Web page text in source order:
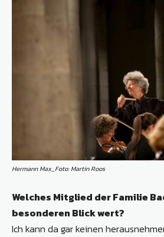
Hermann Max_Foto: Martin Roos
Welches Mitglied der Familie
besonderen Blick wert?
Ich kann da gar keinen